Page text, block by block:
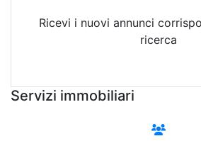
Ricevi i nuovi annunci
ricerca
Servizi immobiliari